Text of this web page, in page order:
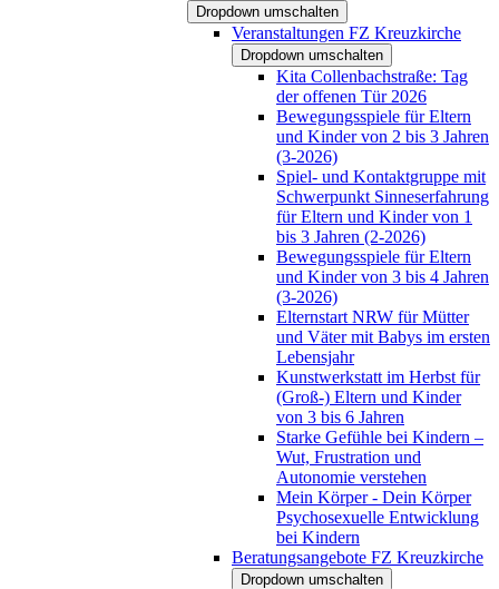
Dropdown umschalten
Veranstaltungen FZ Kreuzkirche
Dropdown umschalten
Kita Collenbachstraße: Tag
der offenen Tür 2026
Bewegungsspiele für Eltern
und Kinder von 2 bis 3 Jahren
(3-2026)
Spiel- und Kontaktgruppe mit
Schwerpunkt Sinneserfahrung
für Eltern und Kinder von 1
bis 3 Jahren (2-2026)
Bewegungsspiele für Eltern
und Kinder von 3 bis 4 Jahren
(3-2026)
Elternstart NRW für Mütter
und Väter mit Babys im ersten
Lebensjahr
Kunstwerkstatt im Herbst für
(Groß-) Eltern und Kinder
von 3 bis 6 Jahren
Starke Gefühle bei Kindern –
Wut, Frustration und
Autonomie verstehen
Mein Körper - Dein Körper
Psychosexuelle Entwicklung
bei Kindern
Beratungsangebote FZ Kreuzkirche
Dropdown umschalten